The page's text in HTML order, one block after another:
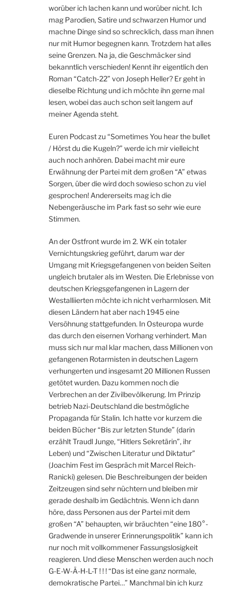
worüber ich lachen kann und worüber nicht. Ich
mag Parodien, Satire und schwarzen Humor und
machne Dinge sind so schrecklich, dass man ihnen
nur mit Humor begegnen kann. Trotzdem hat alles
seine Grenzen. Na ja, die Geschmäcker sind
bekanntlich verschieden! Kennt ihr eigentlich den
Roman “Catch-22” von Joseph Heller? Er geht in
dieselbe Richtung und ich möchte ihn gerne mal
lesen, wobei das auch schon seit langem auf
meiner Agenda steht.
Euren Podcast zu “Sometimes You hear the bullet
/ Hörst du die Kugeln?” werde ich mir vielleicht
auch noch anhören. Dabei macht mir eure
Erwähnung der Partei mit dem großen “A” etwas
Sorgen, über die wird doch sowieso schon zu viel
gesprochen! Andererseits mag ich die
Nebengeräusche im Park fast so sehr wie eure
Stimmen.
An der Ostfront wurde im 2. WK ein totaler
Vernichtungskrieg geführt, darum war der
Umgang mit Kriegsgefangenen von beiden Seiten
ungleich brutaler als im Westen. Die Erlebnisse von
deutschen Kriegsgefangenen in Lagern der
Westalliierten möchte ich nicht verharmlosen. Mit
diesen Ländern hat aber nach 1945 eine
Versöhnung stattgefunden. In Osteuropa wurde
das durch den eisernen Vorhang verhindert. Man
muss sich nur mal klar machen, dass Millionen von
gefangenen Rotarmisten in deutschen Lagern
verhungerten und insgesamt 20 Millionen Russen
getötet wurden. Dazu kommen noch die
Verbrechen an der Zivilbevölkerung. Im Prinzip
betrieb Nazi-Deutschland die bestmögliche
Propaganda für Stalin. Ich hatte vor kurzem die
beiden Bücher “Bis zur letzten Stunde” (darin
erzählt Traudl Junge, “Hitlers Sekretärin”, ihr
Leben) und “Zwischen Literatur und Diktatur”
(Joachim Fest im Gespräch mit Marcel Reich-
Ranicki) gelesen. Die Beschreibungen der beiden
Zeitzeugen sind sehr nüchtern und bleiben mir
gerade deshalb im Gedächtnis. Wenn ich dann
höre, dass Personen aus der Partei mit dem
großen “A” behaupten, wir bräuchten “eine 180°-
Gradwende in unserer Erinnerungspolitik” kann ich
nur noch mit vollkommener Fassungslosigkeit
reagieren. Und diese Menschen werden auch noch
G-E-W-Ä-H-L-T ! ! ! “Das ist eine ganz normale,
demokratische Partei…” Manchmal bin ich kurz